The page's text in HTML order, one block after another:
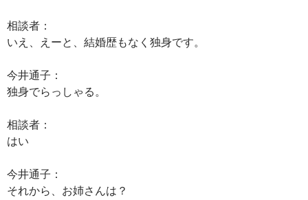
相談者：
いえ、えーと、結婚歴もなく独身です。
今井通子：
独身でらっしゃる。
相談者：
はい
今井通子：
それから、お姉さんは？